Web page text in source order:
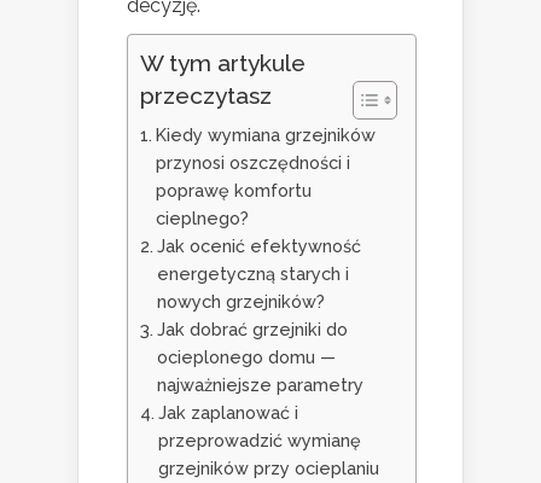
decyzję.
W tym artykule
przeczytasz
Kiedy wymiana grzejników
przynosi oszczędności i
poprawę komfortu
cieplnego?
Jak ocenić efektywność
energetyczną starych i
nowych grzejników?
Jak dobrać grzejniki do
ocieplonego domu —
najważniejsze parametry
Jak zaplanować i
przeprowadzić wymianę
grzejników przy ocieplaniu